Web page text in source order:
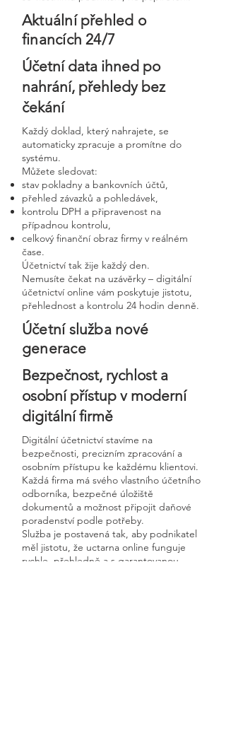
Aktuální přehled o
financích 24/7
Účetní data ihned po
nahrání, přehledy bez
čekání
Každý doklad, který nahrajete, se
automaticky zpracuje a promítne do
systému.
Můžete sledovat:
stav pokladny a bankovních účtů,
přehled závazků a pohledávek,
kontrolu DPH a připravenost na
případnou kontrolu,
celkový finanční obraz firmy v reálném
čase.
Účetnictví tak žije každý den.
Nemusíte čekat na uzávěrky – digitální
účetnictví online vám poskytuje jistotu,
přehlednost a kontrolu 24 hodin denně.
Účetní služba nové
generace
Bezpečnost, rychlost a
osobní přístup v moderní
digitální firmě
Digitální účetnictví stavíme na
bezpečnosti, precizním zpracování a
osobním přístupu ke každému klientovi.
Každá firma má svého vlastního účetního
odborníka, bezpečné úložiště
dokumentů a možnost připojit daňové
poradenství podle potřeby.
Služba je postavená tak, aby podnikatel
měl jistotu, že uctarna online funguje
rychle, přehledně a s garantovanou